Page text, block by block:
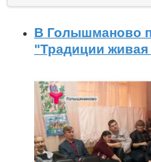
В Голышманово
"Традиции живая